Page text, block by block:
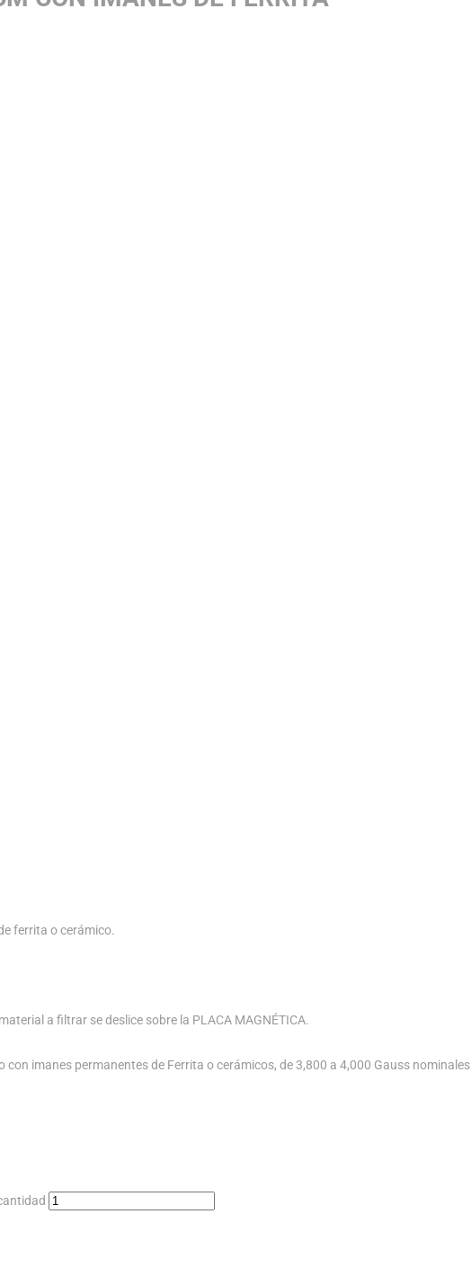
ferrita o cerámico.
a filtrar se deslice sobre la PLACA MAGNÉTICA.
imanes permanentes de Ferrita o cerámicos, de 3,800 a 4,000 Gauss